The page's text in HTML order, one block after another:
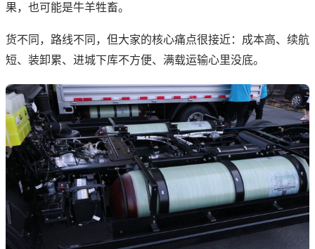
果，也可能是牛羊牲畜。
货不同，路线不同，但大家的核心痛点很接近：成本高、续航
短、装卸累、进城下库不方便、满载运输心里没底。